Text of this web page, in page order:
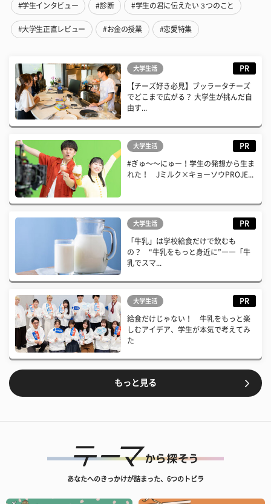
#学生インタビュー #診断 #学生の君に伝えたい３つのこと
#大学生正直レビュー #お金の授業 #恋愛特集
大学生活 PR
【チーズ好き必見】ブッラータチーズ
でどこまで広がる？ 大学生が挑んだ自
由す...
大学生活 PR
#ぎゅ〜〜にゅー！学生の発想から生ま
れた！ Jミルク×キョーソウPROJE...
大学生活 PR
「牛乳」は学校給食だけで飲むも
の？ “牛乳をもっと身近に”――「牛
乳でスマ...
大学生活 PR
給食だけじゃない！ 牛乳をもっと楽
しむアイデア、学生が本気で考えてみ
た
もっと見る
あなたへのきっかけが詰まった、6つのトビラ